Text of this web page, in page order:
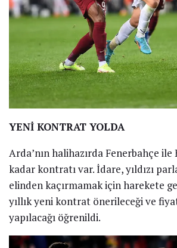
YENİ KONTRAT YOLDA
Arda’nın halihazırda Fenerbahçe ile
kadar kontratı var. İdare, yıldızı
elinden kaçırmamak için harekete
yıllık yeni kontrat önerileceği ve
yapılacağı öğrenildi.